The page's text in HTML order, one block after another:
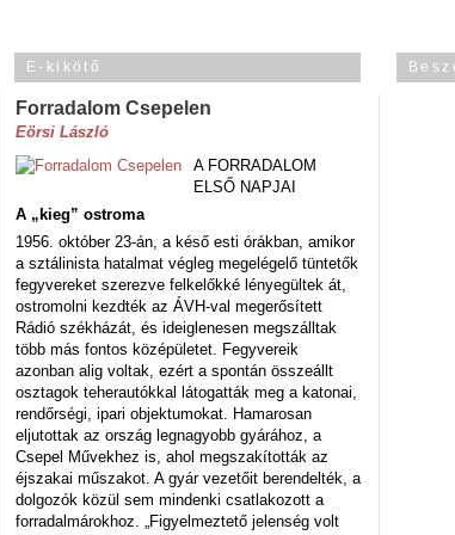
E-kikötő
Forradalom Csepelen
Eörsi László
A FORRADALOM
ELSŐ NAPJAI
A „kieg” ostroma
1956. október 23-án, a késő esti órákban, amikor
a sztálinista hatalmat végleg megelégelő tüntetők
fegyvereket szerezve felkelőkké lényegültek át,
ostromolni kezdték az ÁVH-val megerősített
Rádió székházát, és ideiglenesen megszálltak
több más fontos középületet. Fegyvereik
azonban alig voltak, ezért a spontán összeállt
osztagok teherautókkal látogatták meg a katonai,
rendőrségi, ipari objektumokat. Hamarosan
eljutottak az ország legnagyobb gyárához, a
Csepel Művekhez is, ahol megszakították az
éjszakai műszakot. A gyár vezetőit berendelték, a
dolgozók közül sem mindenki csatlakozott a
forradalmárokhoz. „Figyelmeztető jelenség volt